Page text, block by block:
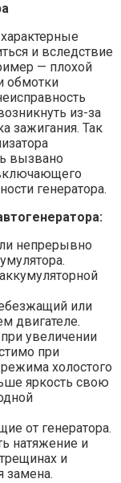
и вследствие
— плохой
обмотки
из-за
зажигания. Так
вызвано
генератора.
непрерывно
или
двигателе.
увеличении
при
холостого
яркость свою
от генератора.
натяжение и
и
замена.